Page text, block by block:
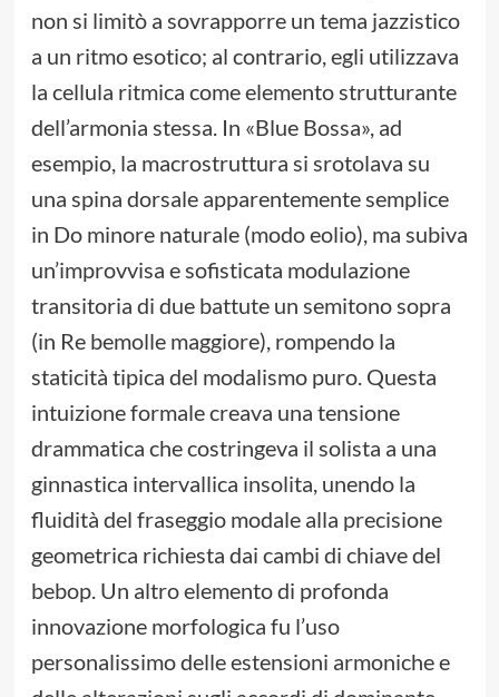
non si limitò a sovrapporre un tema jazzistico
a un ritmo esotico; al contrario, egli utilizzava
la cellula ritmica come elemento strutturante
dell’armonia stessa. In «Blue Bossa», ad
esempio, la macrostruttura si srotolava su
una spina dorsale apparentemente semplice
in Do minore naturale (modo eolio), ma subiva
un’improvvisa e sofisticata modulazione
transitoria di due battute un semitono sopra
(in Re bemolle maggiore), rompendo la
staticità tipica del modalismo puro. Questa
intuizione formale creava una tensione
drammatica che costringeva il solista a una
ginnastica intervallica insolita, unendo la
fluidità del fraseggio modale alla precisione
geometrica richiesta dai cambi di chiave del
bebop. Un altro elemento di profonda
innovazione morfologica fu l’uso
personalissimo delle estensioni armoniche e